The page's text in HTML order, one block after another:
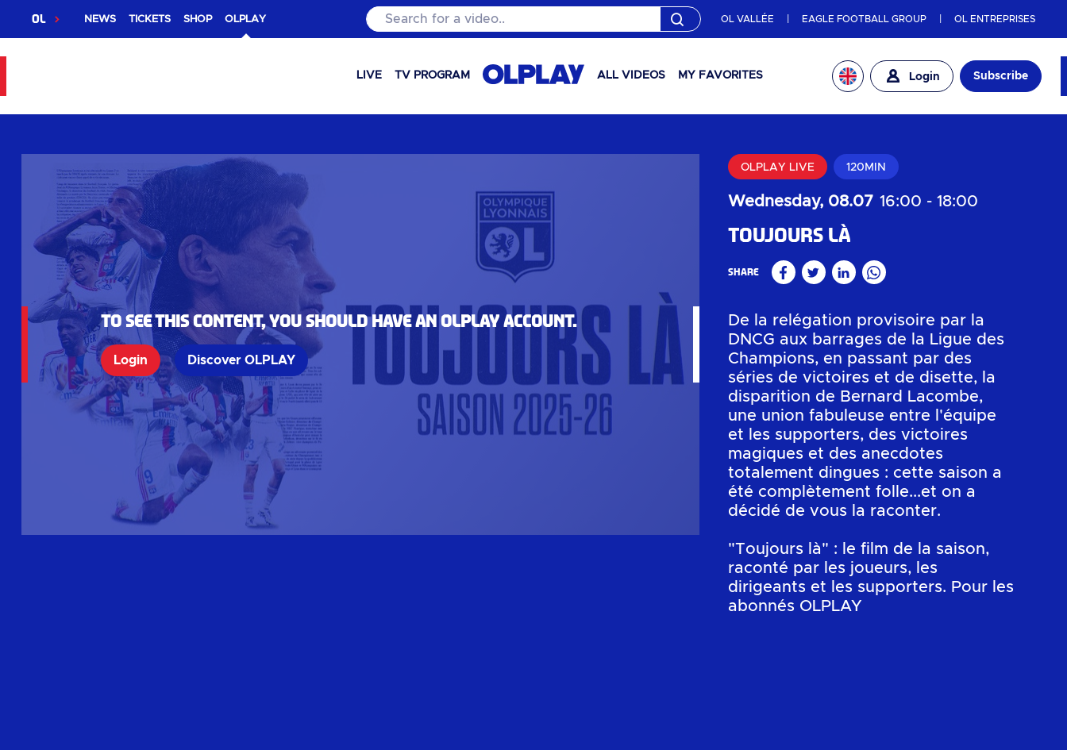
OL NEWS TICKETS SHOP OLPLAY Search for a video.. OL VALLÉE EAGLE FOOTBALL GROUP OL ENTREPRISES
LIVE TV PROGRAM ALL VIDEOS MY FAVORITES Login Subscribe
To see this content, you should have an OLPlay account.
Login Discover OLPLAY
OLPLAY LIVE 120MIN
Wednesday, 08.07 16:00 - 18:00
Toujours là
Share FacebookTwitterLinkedinWhatsApp
De la relégation provisoire par la
DNCG aux barrages de la Ligue des
Champions, en passant par des
séries de victoires et de disette, la
disparition de Bernard Lacombe,
une union fabuleuse entre l'équipe
et les supporters, des victoires
magiques et des anecdotes
totalement dingues : cette saison a
été complètement folle...et on a
décidé de vous la raconter.
"Toujours là" : le film de la saison,
raconté par les joueurs, les
dirigeants et les supporters. Pour les
abonnés OLPLAY